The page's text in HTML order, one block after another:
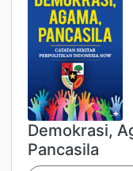
Demokrasi,
Pancasila